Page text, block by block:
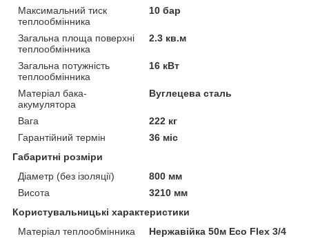
Максимальний тиск
теплообмінника
10 бар
Загальна площа поверхні
теплообмінника
2.3 кв.м
Загальна потужність
теплообмінника
16 кВт
Матеріал бака-
акумулятора
Вуглецева сталь
Вага
222 кг
Гарантійний термін
36 міс
Габаритні розміри
Діаметр (без ізоляції)
800 мм
Висота
3210 мм
Користувальницькі характеристики
Матеріал теплообмінника
Нержавійка 50м Eco Flex 3/4